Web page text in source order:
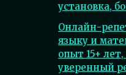
установка,
Онлайн-
языку и
опыт 15+
уверенный